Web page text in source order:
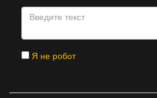
Я не робот